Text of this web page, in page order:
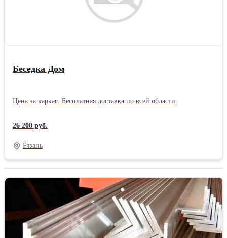
Беседка Дом
Цена за каркас. Бесплатная доставка по всей области.
26 200 руб.
Рязань